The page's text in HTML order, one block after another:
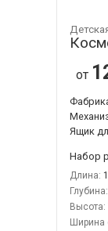
от
Ящик
Набор
Длина:
Глубина:
Высота:
Ширина